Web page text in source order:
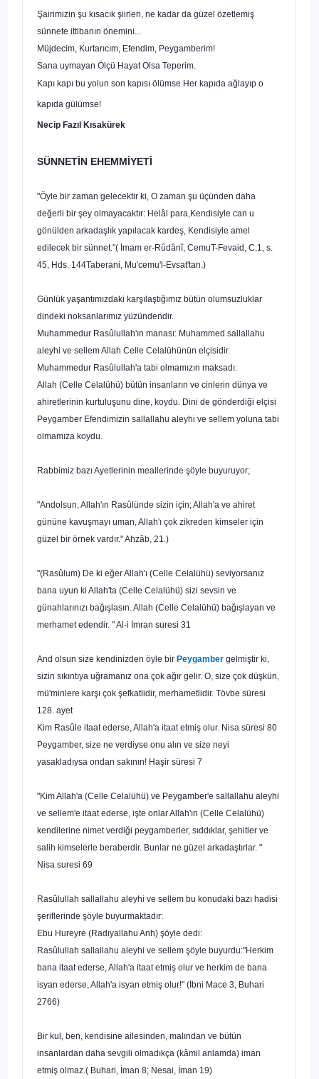
Şairimizin şu kısacık şiirleri, ne kadar da güzel özetlemiş
sünnete ittibanın önemini...
Müjdecim, Kurtarıcım, Efendim, Peygamberim!
Sana uymayan Ölçü Hayat Olsa Teperim.
Kapı kapı bu yolun son kapısı ölümse Her kapıda ağlayıp o
kapıda gülümse!
Necip Fazıl Kısakürek
SÜNNETİN EHEMMİYETİ
"Öyle bir zaman gelecektir ki, O zaman şu üçünden daha
değerli bir şey olmayacaktır: Helâl para,Kendisiyle can u
gönülden arkadaşlık yapılacak kardeş, Kendisiyle amel
edilecek bir sünnet."( İmam er-Rûdânî, CemuT-Fevaid, C.1, s.
45, Hds. 144Taberani, Mu'cemu'l-Evsat'tan.)
Günlük yaşantımızdaki karşılaştığımız bütün olumsuzluklar
dindeki nok­sanlarımız yüzündendir.
Muhammedur Rasûlullah'ın manası: Muhammed sallallahu
aleyhi ve sellem Allah Celle Celalühünün elçisidir.
Muhammedur Rasûlullah'a tabi olmamızın maksadı:
Allah (Celle Celalühü) bütün insanların ve cinlerin dünya ve
ahiretlerinin kurtuluşunu dine, koydu. Dini de gönderdiği elçisi
Peygamber Efendimizin sallallahu aleyhi ve sellem yoluna tabi
olmamıza koydu.
Rabbimiz bazı Ayetlerinin meallerinde şöyle buyuruyor;
"Andolsun, Allah'ın Rasûlünde sizin için; Allah'a ve ahiret
gününe kavuşmayı uman, Allah'ı çok zikreden kimseler için
güzel bir örnek vardır." Ahzâb, 21.)
"(Rasûlum) De ki eğer Allah'ı (Celle Celalühü) seviyorsanız
bana uyun ki Allah'ta (Celle Celalühü) sizi sevsin ve
günahlarınızı bağışlasın. Allah (Celle Celalühü) bağışlayan ve
merhamet edendir. " Al-i İmran suresi 31
And olsun size kendinizden öyle bir Peygamber gelmiştir ki,
sizin sıkıntıya uğramanız ona çok ağır gelir. O, size çok düşkün,
mü'minlere karşı çok şefkat­lidir, merhametlidir. Tövbe süresi
128. ayet
Kim Rasûle itaat ederse, Allah'a itaat etmiş olur. Nisa süresi 80
Peygamber, size ne verdiyse onu alın ve size neyi
yasakladıysa ondan sa­kının! Haşir süresi 7
"Kim Allah'a (Celle Celalühü) ve Peygamber'e sallallahu aleyhi
ve sellem'e itaat ederse, işte onlar Allah'ın (Celle Celalühü)
kendilerine nimet verdiği peygamberler, sıddıklar, şehitler ve
salih kimselerle beraberdir. Bun­lar ne güzel arkadaştırlar. "
Nisa suresi 69
Rasûlullah sallallahu aleyhi ve sellem bu konudaki bazı hadisi
şeriflerinde şöyle buyurmaktadır:
Ebu Hureyre (Radıyallahu Anh) şöyle dedi:
Rasûlullah sallallahu aleyhi ve sellem şöyle buyurdu:"Herkim
bana itaat ederse, Allah'a itaat etmiş olur ve herkim de bana
isyan ederse, Allah'a isyan etmiş olur!" (İbni Mace 3, Buhari
2766)
Bir kul, ben, kendisine ailesinden, malından ve bütün
insanlardan daha sevgili olmadıkça (kâmil anlamda) iman
etmiş olmaz.( Buhari, İman 8; Nesai, İman 19)